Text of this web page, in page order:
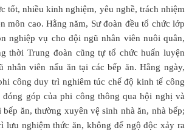
tốt, nhiều kinh nghiệm, yêu nghề, trách nhiệm
môn cao. Hằng năm, Sư đoàn đều tổ chức lớp
nghiệp vụ cho đội ngũ nhân viên nuôi quân,
thời Trung đoàn cũng tự tổ chức huấn luyện
nhân viên nấu ăn tại các bếp ăn. Hằng ngày,
công duy trì nghiêm túc chế độ kinh tế công
góp của phi công thông qua hội nghị và
ăn, thường xuyên vệ sinh nhà ăn, nhà bếp;
lưu nghiệm thức ăn, không để ngộ độc xảy ra